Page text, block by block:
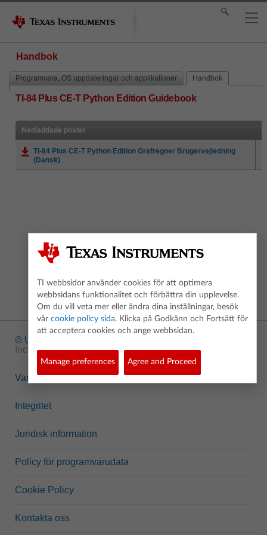
Handbok
Programvara, OS uppdateringar och applikationer Handbok
TI-84 Plus CE-T Python Edition Guidebook
Nedladdade poster
TI-84 Plus CE-T Python Edition Grafregner Brugervejledning
(Dansk)
© Upphovsrätt
Incorporated. Alla rättigheter förbehållna.
Varumärken
Integritet
Juridisk information
Policy för programvarudata
Cookie Policy
Kontakta oss
TI webbsidor använder cookies för att optimera
webbsidans funktionalitet och förbättra din upplevelse.
Om du vill veta mer eller ändra dina inställningar, besök
vår cookie policy sida. Klicka på Godkänn och Fortsätt för
att acceptera cookies och ange webbsidan.
Manage preferences Agree and Proceed